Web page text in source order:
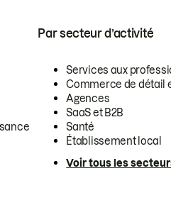
Par secteur d’activité
Services aux
Commerce de détail
Agences
SaaS et B2B
Santé
Établissement local
Voir tous les